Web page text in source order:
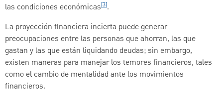
las condiciones económicas[3].
La proyección financiera incierta puede generar
preocupaciones entre las personas que ahorran, las que
gastan y las que están liquidando deudas; sin embargo,
existen maneras para manejar los temores financieros, tales
como el cambio de mentalidad ante los movimientos
financieros.